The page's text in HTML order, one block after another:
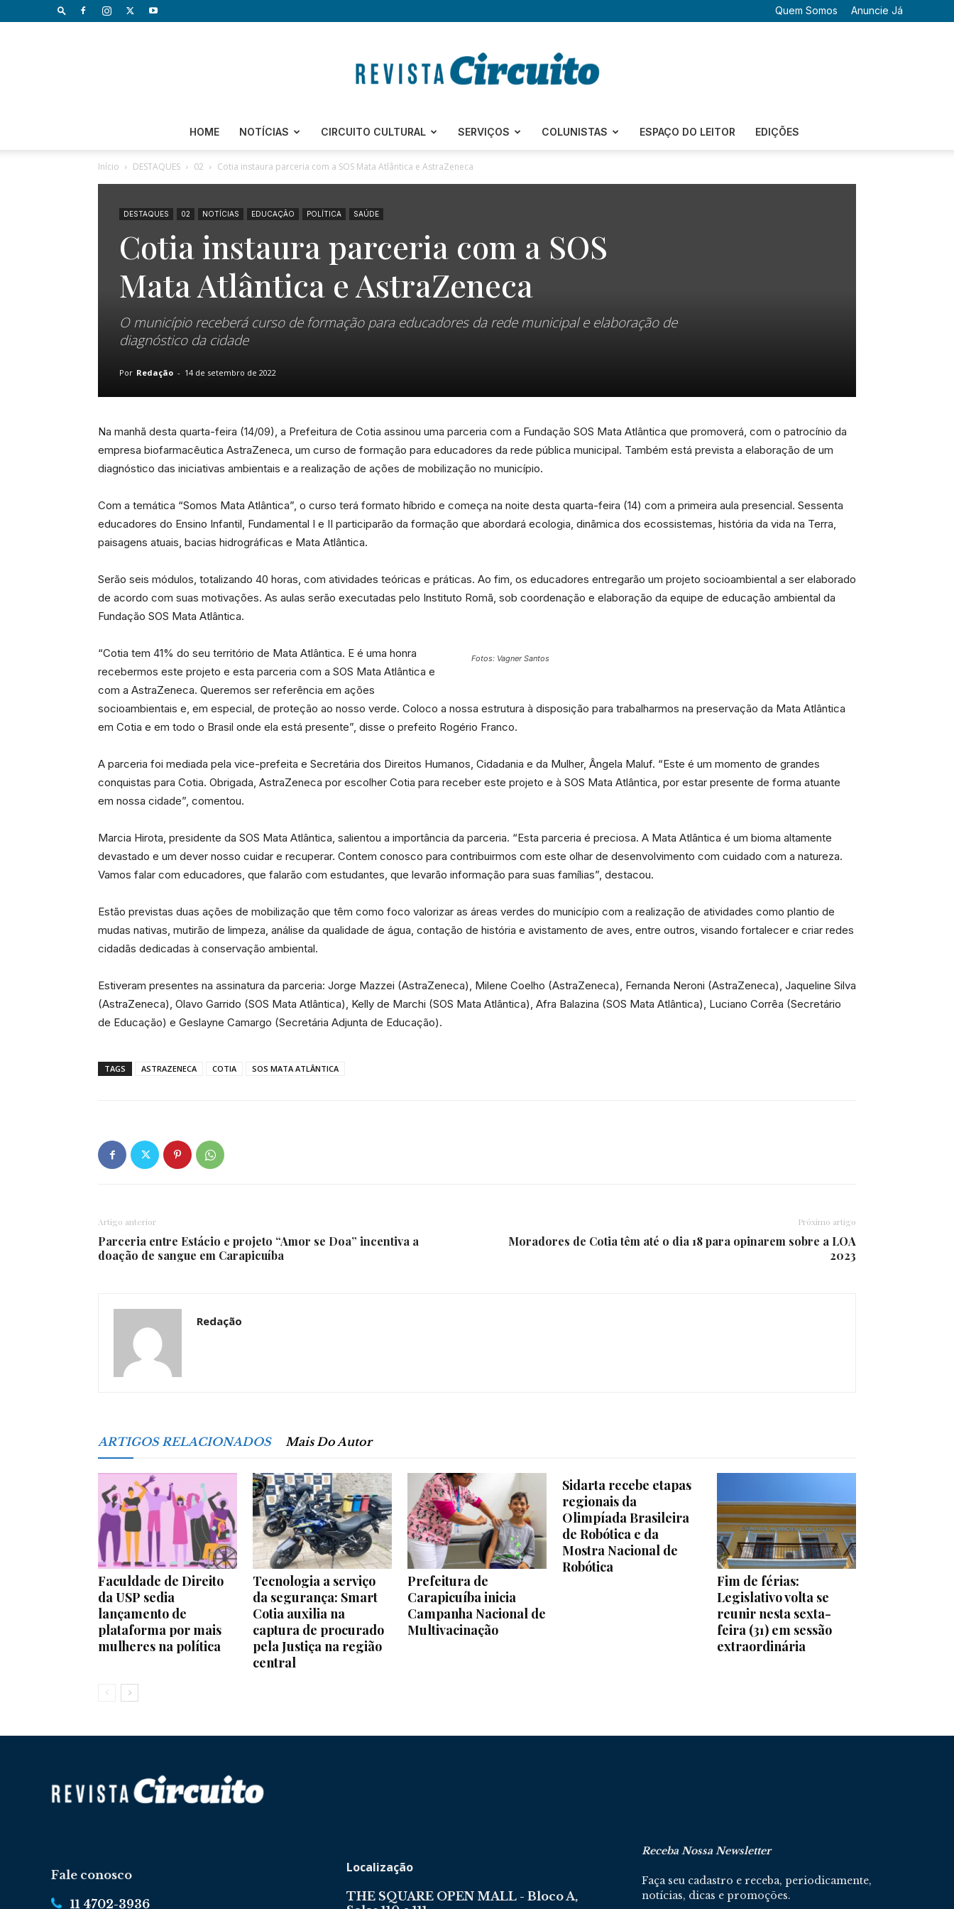
Quem Somos Anuncie Já
Revista
–
de
Notícias
Granja
Viana
HOME NOTÍCIAS CIRCUITO CULTURAL SERVIÇOS COLUNISTAS ESPAÇO DO LEITOR EDIÇÕES
Início DESTAQUES 02 Cotia instaura parceria com a SOS Mata Atlântica e AstraZeneca
DESTAQUES 02 NOTÍCIAS EDUCAÇÃO POLÍTICA SAÚDE
Cotia instaura parceria com a SOS
Mata Atlântica e AstraZeneca
O município receberá curso de formação para educadores da rede municipal e elaboração de
diagnóstico da cidade
Por Redação - 14 de setembro de 2022
Na manhã desta quarta-feira (14/09), a Prefeitura de Cotia assinou uma parceria com a Fundação SOS Mata Atlântica que promoverá, com o patrocínio da
empresa biofarmacêutica AstraZeneca, um curso de formação para educadores da rede pública municipal. Também está prevista a elaboração de um
diagnóstico das iniciativas ambientais e a realização de ações de mobilização no município.
Com a temática “Somos Mata Atlântica”, o curso terá formato híbrido e começa na noite desta quarta-feira (14) com a primeira aula presencial. Sessenta
educadores do Ensino Infantil, Fundamental I e II participarão da formação que abordará ecologia, dinâmica dos ecossistemas, história da vida na Terra,
paisagens atuais, bacias hidrográficas e Mata Atlântica.
Serão seis módulos, totalizando 40 horas, com atividades teóricas e práticas. Ao fim, os educadores entregarão um projeto socioambiental a ser elaborado
de acordo com suas motivações. As aulas serão executadas pelo Instituto Romã, sob coordenação e elaboração da equipe de educação ambiental da
Fundação SOS Mata Atlântica.
Fotos: Vagner Santos
“Cotia tem 41% do seu território de Mata Atlântica. E é uma honra
recebermos este projeto e esta parceria com a SOS Mata Atlântica e
com a AstraZeneca. Queremos ser referência em ações
socioambientais e, em especial, de proteção ao nosso verde. Coloco a nossa estrutura à disposição para trabalharmos na preservação da Mata Atlântica
em Cotia e em todo o Brasil onde ela está presente”, disse o prefeito Rogério Franco.
A parceria foi mediada pela vice-prefeita e Secretária dos Direitos Humanos, Cidadania e da Mulher, Ângela Maluf. “Este é um momento de grandes
conquistas para Cotia. Obrigada, AstraZeneca por escolher Cotia para receber este projeto e à SOS Mata Atlântica, por estar presente de forma atuante
em nossa cidade”, comentou.
Marcia Hirota, presidente da SOS Mata Atlântica, salientou a importância da parceria. “Esta parceria é preciosa. A Mata Atlântica é um bioma altamente
devastado e um dever nosso cuidar e recuperar. Contem conosco para contribuirmos com este olhar de desenvolvimento com cuidado com a natureza.
Vamos falar com educadores, que falarão com estudantes, que levarão informação para suas famílias”, destacou.
Estão previstas duas ações de mobilização que têm como foco valorizar as áreas verdes do município com a realização de atividades como plantio de
mudas nativas, mutirão de limpeza, análise da qualidade de água, contação de história e avistamento de aves, entre outros, visando fortalecer e criar redes
cidadãs dedicadas à conservação ambiental.
Estiveram presentes na assinatura da parceria: Jorge Mazzei (AstraZeneca), Milene Coelho (AstraZeneca), Fernanda Neroni (AstraZeneca), Jaqueline Silva
(AstraZeneca), Olavo Garrido (SOS Mata Atlântica), Kelly de Marchi (SOS Mata Atlântica), Afra Balazina (SOS Mata Atlântica), Luciano Corrêa (Secretário
de Educação) e Geslayne Camargo (Secretária Adjunta de Educação).
TAGS ASTRAZENECA COTIA SOS MATA ATLÂNTICA
Artigo anterior
Parceria entre Estácio e projeto “Amor se Doa” incentiva a
doação de sangue em Carapicuíba
Próximo artigo
Moradores de Cotia têm até o dia 18 para opinarem sobre a LOA
2023
Redação
ARTIGOS RELACIONADOS Mais Do Autor
Faculdade de Direito
da USP sedia
lançamento de
plataforma por mais
mulheres na política
Tecnologia a serviço
da segurança: Smart
Cotia auxilia na
captura de procurado
pela Justiça na região
central
Prefeitura de
Carapicuíba inicia
Campanha Nacional de
Multivacinação
Sidarta recebe etapas
regionais da
Olimpíada Brasileira
de Robótica e da
Mostra Nacional de
Robótica
Fim de férias:
Legislativo volta se
reunir nesta sexta-
feira (31) em sessão
extraordinária
Fale conosco
11 4702-3936
Localização
THE SQUARE OPEN MALL - Bloco A,
Receba Nossa Newsletter
Faça seu cadastro e receba, periodicamente,
notícias, dicas e promoções.